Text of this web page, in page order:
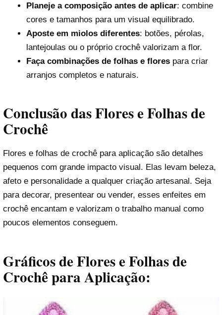
Planeje a composição antes de aplicar: combine
cores e tamanhos para um visual equilibrado.
Aposte em miolos diferentes: botões, pérolas,
lantejoulas ou o próprio crochê valorizam a flor.
Faça combinações de folhas e florespara criar
arranjos completos e naturais.
Conclusão das Flores e Folhas de
Crochê
Flores e folhas de crochê para aplicação são detalhes
pequenos com grande impacto visual. Elas levam beleza,
afeto e personalidade a qualquer criação artesanal. Seja
para decorar, presentear ou vender, esses enfeites em
crochê encantam e valorizam o trabalho manual como
poucos elementos conseguem.
Gráficos de Flores e Folhas de
Crochê para Aplicação: